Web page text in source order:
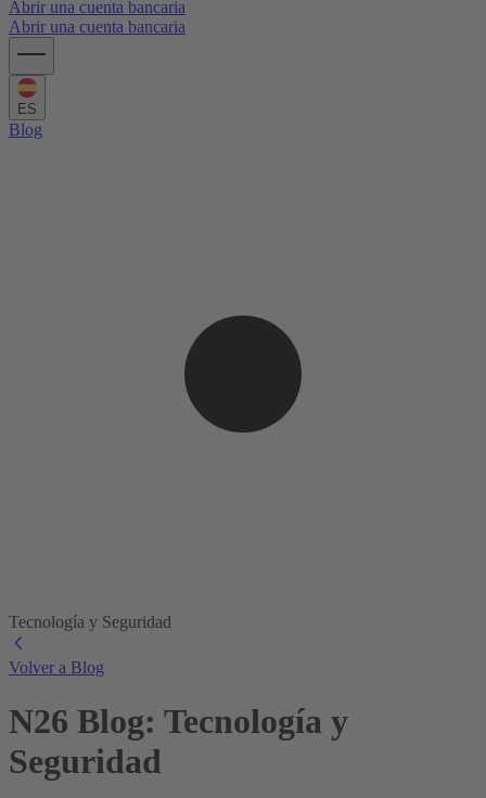
Abrir una cuenta bancaria
Abrir una cuenta bancaria
ES
Blog
Tecnología y Seguridad
Volver a Blog
N26 Blog: Tecnología y
Seguridad